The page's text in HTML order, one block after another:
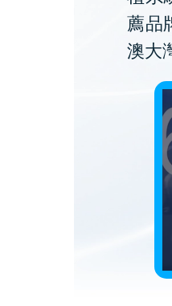
薦品
澳大